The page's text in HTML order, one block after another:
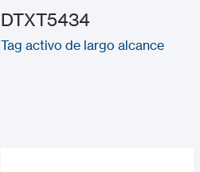
DTXT5434
Tag activo de largo alcance